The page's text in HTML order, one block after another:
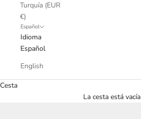
Turquía (EUR
€)
Español
Idioma
Español
English
Cesta
La cesta está vacía